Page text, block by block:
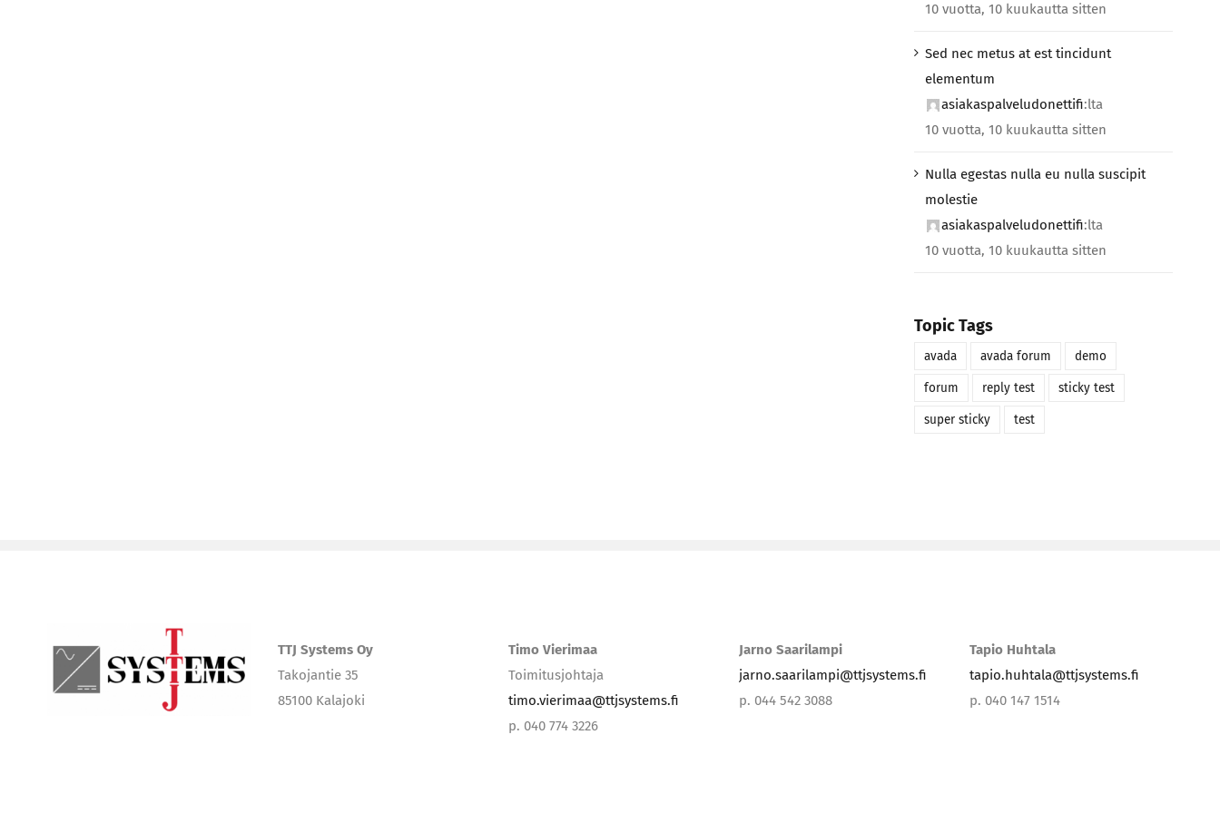
10 vuotta, 10 kuukautta sitten
Sed nec metus at est tincidunt
elementum
asiakaspalveludonettifi:lta
10 vuotta, 10 kuukautta sitten
Nulla egestas nulla eu nulla suscipit
molestie
asiakaspalveludonettifi:lta
10 vuotta, 10 kuukautta sitten
Topic Tags
avada avada forum demo
forum reply test sticky test
super sticky test
TTJ Systems Oy
Takojantie 35
85100 Kalajoki
Timo Vierimaa
Toimitusjohtaja
timo.vierimaa@ttjsystems.fi
p. 040 774 3226
Jarno Saarilampi
jarno.saarilampi@ttjsystems.fi
p. 044 542 3088
Tapio Huhtala
tapio.huhtala@ttjsystems.fi
p. 040 147 1514